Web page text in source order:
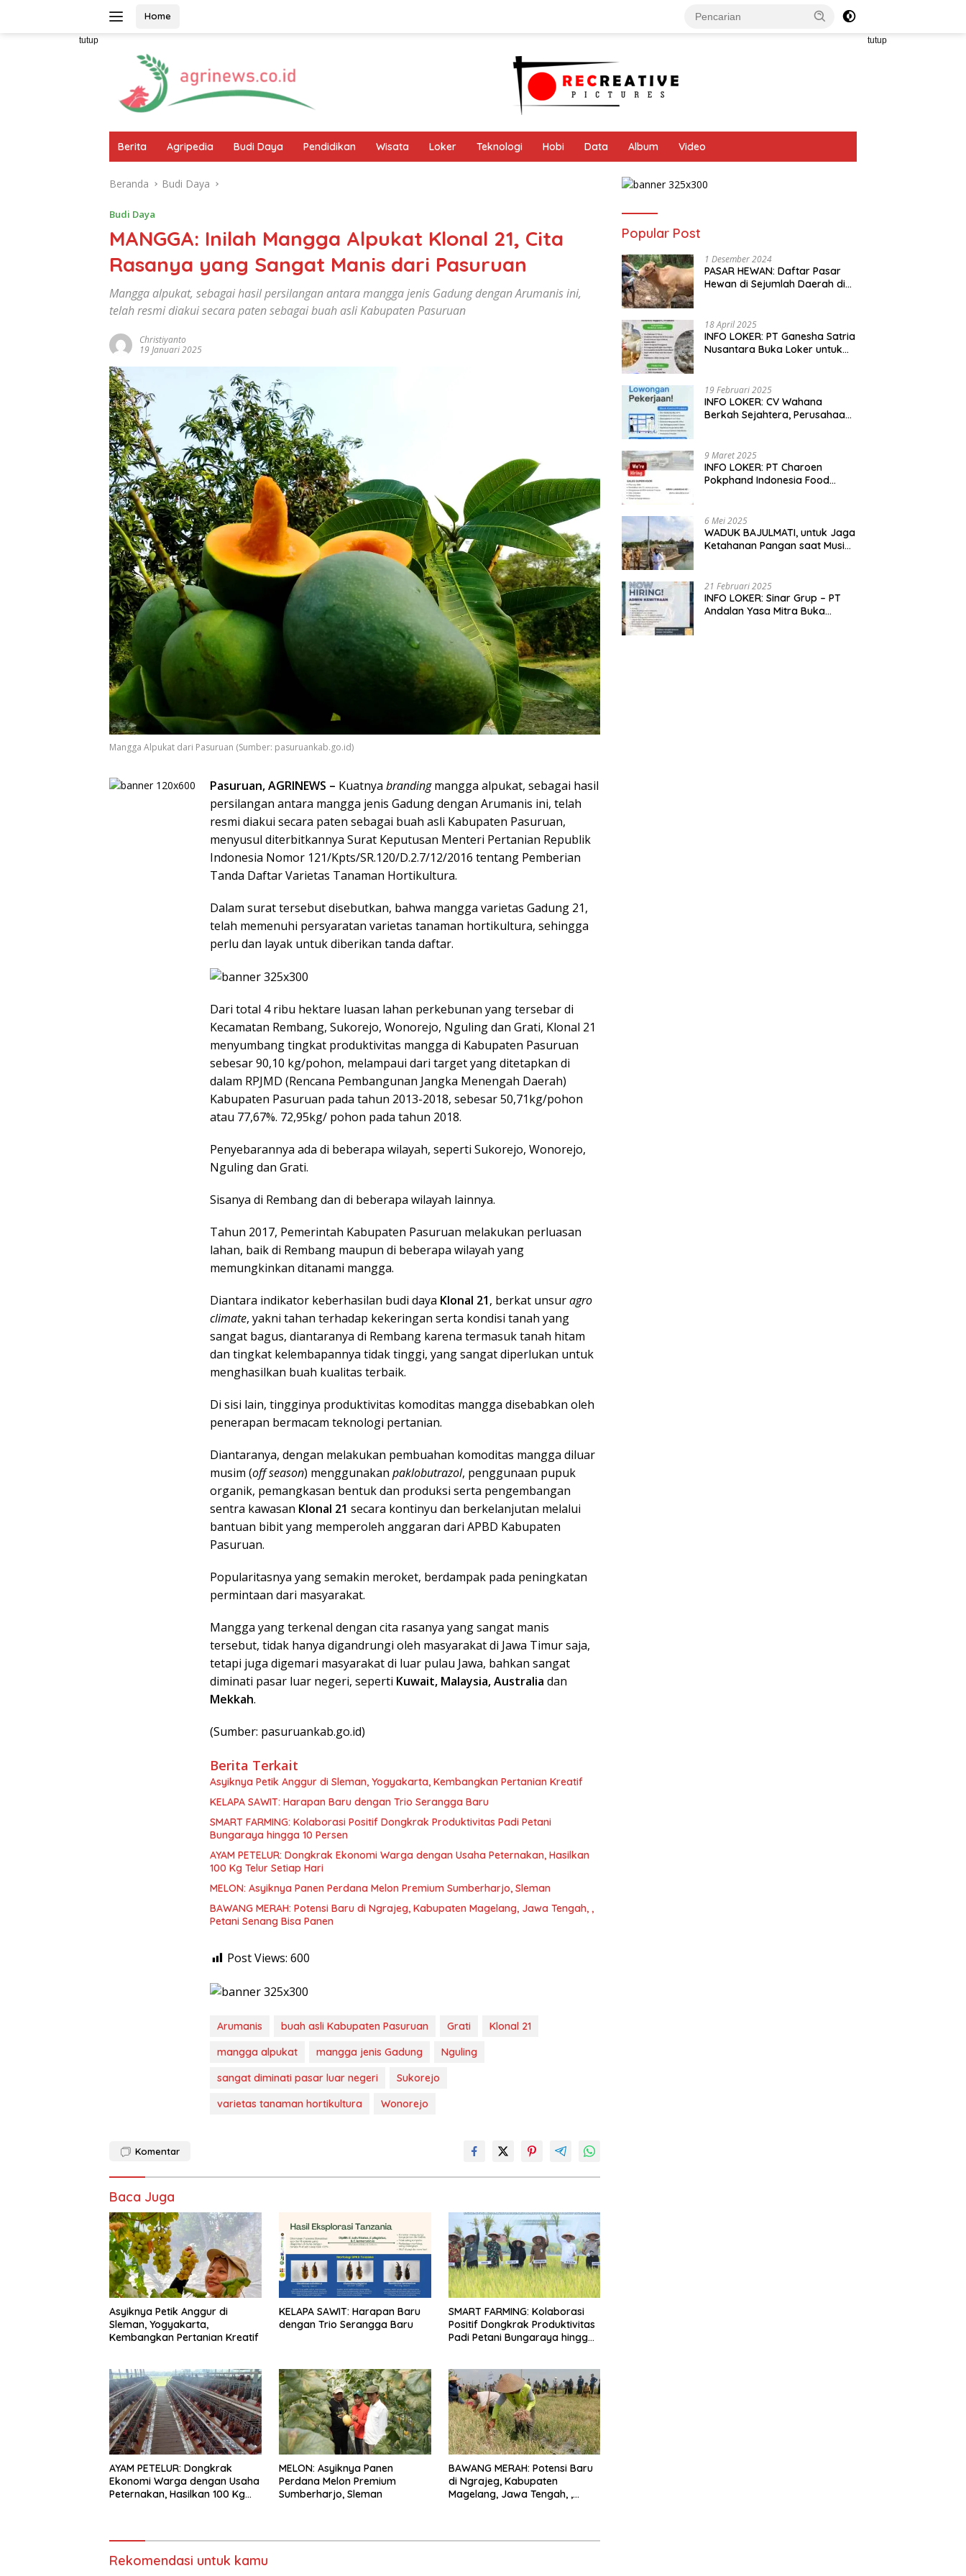
Home
tutup tutup
Berita Agripedia Budi Daya Pendidikan Wisata Loker Teknologi Hobi Data Album Video
Beranda Budi Daya
Budi Daya
MANGGA: Inilah Mangga Alpukat Klonal 21, Cita
Rasanya yang Sangat Manis dari Pasuruan
Mangga alpukat, sebagai hasil persilangan antara mangga jenis Gadung dengan Arumanis ini,
telah resmi diakui secara paten sebagai buah asli Kabupaten Pasuruan
Christiyanto
19 Januari 2025
Mangga Alpukat dari Pasuruan (Sumber: pasuruankab.go.id)
Pasuruan, AGRINEWS – Kuatnya brandingmangga alpukat, sebagai hasil
persilangan antara mangga jenis Gadung dengan Arumanis ini, telah
resmi diakui secara paten sebagai buah asli Kabupaten Pasuruan,
menyusul diterbitkannya Surat Keputusan Menteri Pertanian Republik
Indonesia Nomor 121/Kpts/SR.120/D.2.7/12/2016 tentang Pemberian
Tanda Daftar Varietas Tanaman Hortikultura.
Dalam surat tersebut disebutkan, bahwa mangga varietas Gadung 21,
telah memenuhi persyaratan varietas tanaman hortikultura, sehingga
perlu dan layak untuk diberikan tanda daftar.
Dari total 4 ribu hektare luasan lahan perkebunan yang tersebar di
Kecamatan Rembang, Sukorejo, Wonorejo, Nguling dan Grati, Klonal 21
menyumbang tingkat produktivitas mangga di Kabupaten Pasuruan
sebesar 90,10 kg/pohon, melampaui dari target yang ditetapkan di
dalam RPJMD (Rencana Pembangunan Jangka Menengah Daerah)
Kabupaten Pasuruan pada tahun 2013-2018, sebesar 50,71kg/pohon
atau 77,67%. 72,95kg/ pohon pada tahun 2018.
Penyebarannya ada di beberapa wilayah, seperti Sukorejo, Wonorejo,
Nguling dan Grati.
Sisanya di Rembang dan di beberapa wilayah lainnya.
Tahun 2017, Pemerintah Kabupaten Pasuruan melakukan perluasan
lahan, baik di Rembang maupun di beberapa wilayah yang
memungkinkan ditanami mangga.
Diantara indikator keberhasilan budi daya Klonal 21, berkat unsuragro
climate, yakni tahan terhadap kekeringan serta kondisi tanah yang
sangat bagus, diantaranya di Rembang karena termasuk tanah hitam
dan tingkat kelembapannya tidak tinggi, yang sangat diperlukan untuk
menghasilkan buah kualitas terbaik.
Di sisi lain, tingginya produktivitas komoditas mangga disebabkan oleh
penerapan bermacam teknologi pertanian.
Diantaranya, dengan melakukan pembuahan komoditas mangga diluar
musim (off season) menggunakan paklobutrazol, penggunaan pupuk
organik, pemangkasan bentuk dan produksi serta pengembangan
sentra kawasan Klonal 21 secara kontinyu dan berkelanjutan melalui
bantuan bibit yang memperoleh anggaran dari APBD Kabupaten
Pasuruan.
Popularitasnya yang semakin meroket, berdampak pada peningkatan
permintaan dari masyarakat.
Mangga yang terkenal dengan cita rasanya yang sangat manis
tersebut, tidak hanya digandrungi oleh masyarakat di Jawa Timur saja,
tetapi juga digemari masyarakat di luar pulau Jawa, bahkan sangat
diminati pasar luar negeri, seperti Kuwait, Malaysia, Australia dan
Mekkah.
(Sumber: pasuruankab.go.id)
Berita Terkait
Asyiknya Petik Anggur di Sleman, Yogyakarta, Kembangkan Pertanian Kreatif
KELAPA SAWIT: Harapan Baru dengan Trio Serangga Baru
SMART FARMING: Kolaborasi Positif Dongkrak Produktivitas Padi Petani
Bungaraya hingga 10 Persen
AYAM PETELUR: Dongkrak Ekonomi Warga dengan Usaha Peternakan, Hasilkan
100 Kg Telur Setiap Hari
MELON: Asyiknya Panen Perdana Melon Premium Sumberharjo, Sleman
BAWANG MERAH: Potensi Baru di Ngrajeg, Kabupaten Magelang, Jawa Tengah, ,
Petani Senang Bisa Panen
Post Views: 600
Arumanis buah asli Kabupaten Pasuruan Grati
Klonal 21
mangga alpukat
mangga jenis Gadung
Nguling
sangat diminati pasar luar negeri
Sukorejo
varietas tanaman hortikultura
Wonorejo
Komentar
Baca Juga
Asyiknya Petik Anggur di
Sleman, Yogyakarta,
Kembangkan Pertanian Kreatif
KELAPA SAWIT: Harapan Baru
dengan Trio Serangga Baru
SMART FARMING: Kolaborasi
Positif Dongkrak Produktivitas
Padi Petani Bungaraya hingga
AYAM PETELUR: Dongkrak
Ekonomi Warga dengan Usaha
Peternakan, Hasilkan 100 Kg
MELON: Asyiknya Panen
Perdana Melon Premium
Sumberharjo, Sleman
BAWANG MERAH: Potensi Baru
di Ngrajeg, Kabupaten
Magelang, Jawa Tengah, ,
Rekomendasi untuk kamu
Popular Post
1 Desember 2024
PASAR HEWAN: Daftar Pasar
Hewan di Sejumlah Daerah di
18 April 2025
INFO LOKER: PT Ganesha Satria
Nusantara Buka Loker untuk
19 Februari 2025
INFO LOKER: CV Wahana
Berkah Sejahtera, Perusahaan
9 Maret 2025
INFO LOKER: PT Charoen
Pokphand Indonesia Food
6 Mei 2025
WADUK BAJULMATI, untuk Jaga
Ketahanan Pangan saat Musim
21 Februari 2025
INFO LOKER: Sinar Grup – PT
Andalan Yasa Mitra Buka